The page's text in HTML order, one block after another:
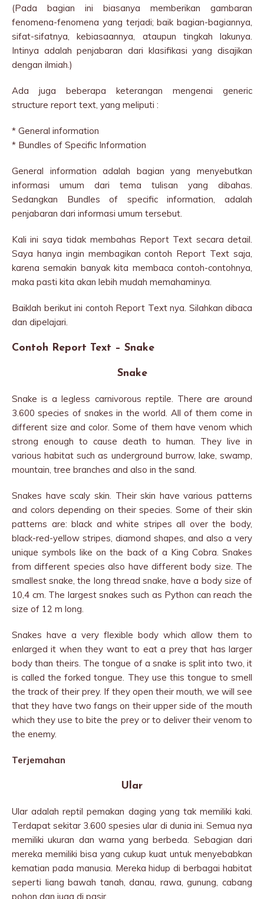
(Pada bagian ini biasanya memberikan gambaran
fenomena-fenomena yang terjadi; baik bagian-bagiannya,
sifat-sifatnya, kebiasaannya, ataupun tingkah lakunya.
Intinya adalah penjabaran dari klasifikasi yang disajikan
dengan ilmiah.)
Ada juga beberapa keterangan mengenai generic
structure report text, yang meliputi :
* General information
* Bundles of Specific Information
General information adalah bagian yang menyebutkan
informasi umum dari tema tulisan yang dibahas.
Sedangkan Bundles of specific information, adalah
penjabaran dari informasi umum tersebut.
Kali ini saya tidak membahas Report Text secara detail.
Saya hanya ingin membagikan contoh Report Text saja,
karena semakin banyak kita membaca contoh-contohnya,
maka pasti kita akan lebih mudah memahaminya.
Baiklah berikut ini contoh Report Text nya. Silahkan dibaca
dan dipelajari.
Contoh Report Text – Snake
Snake
Snake is a legless carnivorous reptile. There are around
3.600 species of snakes in the world. All of them come in
different size and color. Some of them have venom which
strong enough to cause death to human. They live in
various habitat such as underground burrow, lake, swamp,
mountain, tree branches and also in the sand.
Snakes have scaly skin. Their skin have various patterns
and colors depending on their species. Some of their skin
patterns are: black and white stripes all over the body,
black-red-yellow stripes, diamond shapes, and also a very
unique symbols like on the back of a King Cobra. Snakes
from different species also have different body size. The
smallest snake, the long thread snake, have a body size of
10,4 cm. The largest snakes such as Python can reach the
size of 12 m long.
Snakes have a very flexible body which allow them to
enlarged it when they want to eat a prey that has larger
body than theirs. The tongue of a snake is split into two, it
is called the forked tongue. They use this tongue to smell
the track of their prey. If they open their mouth, we will see
that they have two fangs on their upper side of the mouth
which they use to bite the prey or to deliver their venom to
the enemy.
Terjemahan
Ular
Ular adalah reptil pemakan daging yang tak memiliki kaki.
Terdapat sekitar 3.600 spesies ular di dunia ini. Semua nya
memiliki ukuran dan warna yang berbeda. Sebagian dari
mereka memiliki bisa yang cukup kuat untuk menyebabkan
kematian pada manusia. Mereka hidup di berbagai habitat
seperti liang bawah tanah, danau, rawa, gunung, cabang
pohon dan juga di pasir.